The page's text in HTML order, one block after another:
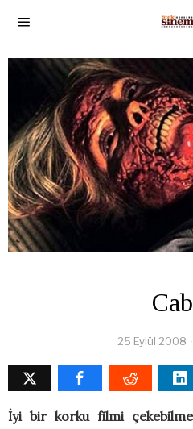
25 Eylül 2008
İyi bir korku filmi